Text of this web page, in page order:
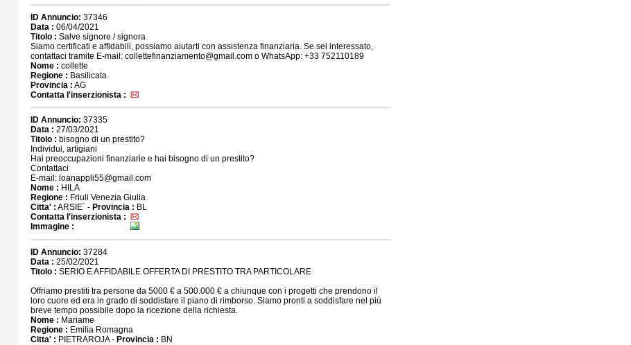
ID Annuncio: 37346
Data : 06/04/2021
Titolo : Salve signore / signora
Siamo certificati e affidabili, possiamo aiutarti con assistenza finanziaria. Se sei interessato,
contattaci tramite E-mail: collettefinanziamento@gmail.com o WhatsApp: +33 752110189
Nome : collette
Regione : Basilicata
Provincia : AG
Contatta l'inserzionista :
ID Annuncio: 37335
Data : 27/03/2021
Titolo : bisogno di un prestito?
Individui, artigiani
Hai preoccupazioni finanziarie e hai bisogno di un prestito?
Contattaci
E-mail: loanappli55@gmail.com
Nome : HILA
Regione : Friuli Venezia Giulia
Citta' : ARSIE´ - Provincia : BL
Contatta l'inserzionista :
Immagine :
ID Annuncio: 37284
Data : 25/02/2021
Titolo : SERIO E AFFIDABILE OFFERTA DI PRESTITO TRA PARTICOLARE
Offriamo prestiti tra persone da 5000 € a 500.000 € a chiunque con i progetti che prendono il
loro cuore ed era in grado di soddisfare il piano di rimborso. Siamo pronti a soddisfare nel più
breve tempo possibile dopo la ricezione della richiesta.
Nome : Mariame
Regione : Emilia Romagna
Citta' : PIETRAROJA - Provincia : BN